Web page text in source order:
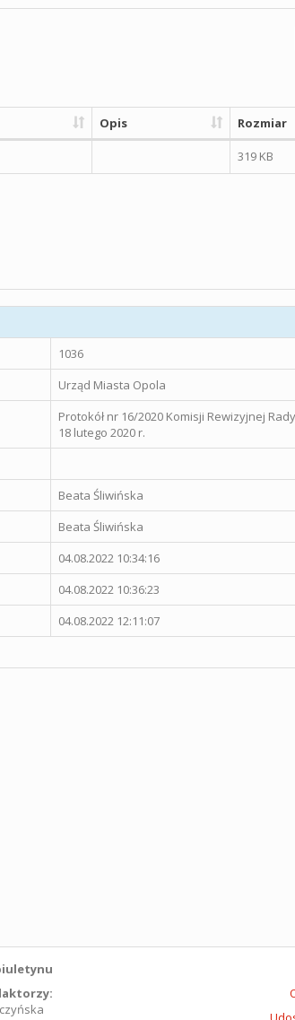
Opis Rozmiar
319 KB
1036
Urząd Miasta Opola
Protokół nr 16/2020 Komisji Rewizyjnej
18 lutego 2020 r.
Beata Śliwińska
Beata Śliwińska
04.08.2022 10:34:16
04.08.2022 10:36:23
04.08.2022 12:11:07